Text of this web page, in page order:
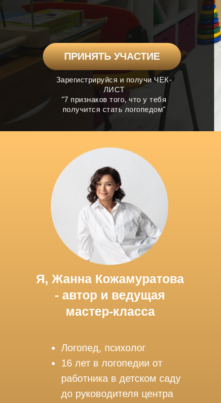
ПРИНЯТЬ УЧАСТИЕ
Зарегистрируйся и получи ЧЕК-
ЛИСТ
"7 признаков того, что у тебя
получится стать логопедом"
Логопед, психолог
16 лет в логопедии от
работника в детском саду
до руководителя центра
Я, Жанна Кожамуратова
- автор и ведущая
мастер-класса